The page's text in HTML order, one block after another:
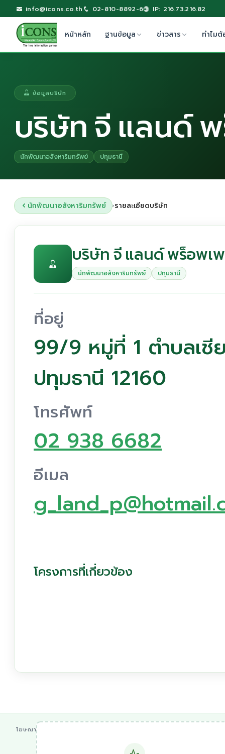
info@icons.co.th 02-810-8892-6 IP: 216.73.216.82
หน้าหลัก ฐานข้อมูล ข่าวสาร ทำไมต้
ข้อมูลบริษัท
บริษัท จี แลนด์
นักพัฒนาอสังหาริมทรัพย์ ปทุมธานี
นักพัฒนาอสังหาริมทรัพย์ ›รายละเอียดบริษัท
บริษัท จี แลนด์ พร็อพเ
นักพัฒนาอสังหาริมทรัพย์ ปทุมธานี
ที่อยู่
99/9 หมู่ที่ 1 ตำบลเชี
ปทุมธานี 12160
โทรศัพท์
02 938 6682
อีเมล
โครงการที่เกี่ยวข้อง
โฆษณา